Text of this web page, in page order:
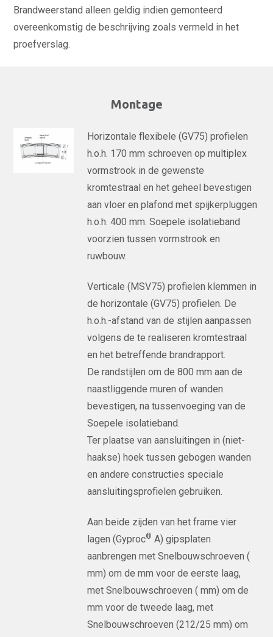
Brandweerstand alleen geldig indien gemonteerd
overeenkomstig de beschrijving zoals vermeld in het
proefverslag.
Montage
Horizontale flexibele (GV75) profielen
h.o.h. 170 mm schroeven op multiplex
vormstrook in de gewenste
kromtestraal en het geheel bevestigen
aan vloer en plafond met spijkerpluggen
h.o.h. 400 mm. Soepele isolatieband
voorzien tussen vormstrook en
ruwbouw.
Verticale (MSV75) profielen klemmen in
de horizontale (GV75) profielen. De
h.o.h.-afstand van de stijlen aanpassen
volgens de te realiseren kromtestraal
en het betreffende brandrapport.
De randstijlen om de 800 mm aan de
naastliggende muren of wanden
bevestigen, na tussenvoeging van de
Soepele isolatieband.
Ter plaatse van aansluitingen in (niet-
haakse) hoek tussen gebogen wanden
en andere constructies speciale
aansluitingsprofielen gebruiken.
Aan beide zijden van het frame vier
lagen (Gyproc® A) gipsplaten
aanbrengen met Snelbouwschroeven (
mm) om de mm voor de eerste laag,
met Snelbouwschroeven ( mm) om de
mm voor de tweede laag, met
Snelbouwschroeven (212/25 mm) om